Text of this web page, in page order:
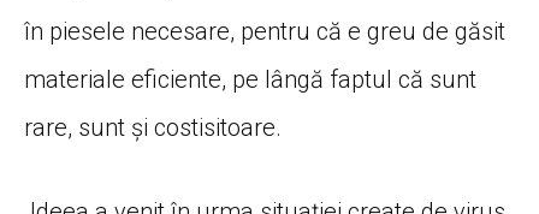
în piesele necesare, pentru că e greu de găsit
materiale eficiente, pe lângă faptul că sunt
rare, sunt și costisitoare.